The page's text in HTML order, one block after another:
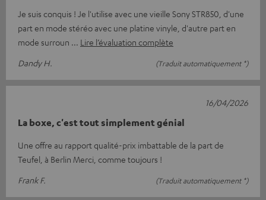
Je suis conquis ! Je l'utilise avec une vieille Sony STR850, d'une
part en mode stéréo avec une platine vinyle, d'autre part en
mode surroun
Lire l’évaluation complète
Dandy H.
(Traduit automatiquement *)
La boxe, c'est tout simplement génial
Une offre au rapport qualité-prix imbattable de la part de
Teufel, à Berlin Merci, comme toujours !
Frank F.
(Traduit automatiquement *)
16/04/2026